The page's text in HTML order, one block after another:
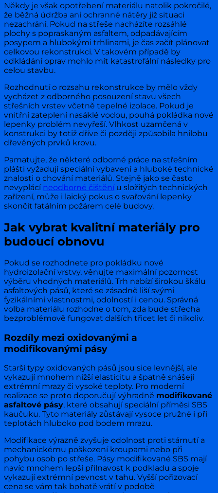
Někdy je však opotřebení materiálu natolik pokročilé,
že běžná údržba ani ochranné nátěry již situaci
nezachrání. Pokud na střeše nacházíte rozsáhlé
plochy s popraskaným asfaltem, odpadávajícím
posypem a hlubokými trhlinami, je čas začít plánovat
celkovou rekonstrukci. V takovém případě by
odkládání oprav mohlo mít katastrofální následky pro
celou stavbu.
Rozhodnutí o rozsahu rekonstrukce by mělo vždy
vycházet z odborného posouzení stavu všech
střešních vrstev včetně tepelné izolace. Pokud je
vnitřní zateplení nasáklé vodou, pouhá pokládka nové
lepenky problém nevyřeší. Vlhkost uzamčená v
konstrukci by totiž dříve či později způsobila hnilobu
dřevěných prvků krovu.
Pamatujte, že některé odborné práce na střešním
plášti vyžadují speciální vybavení a hluboké technické
znalosti o chování materiálů. Stejně jako se často
nevyplácí neodborné čištěníu složitých technických
zařízení, může i laický pokus o svařování lepenky
skončit fatálním požárem celé budovy.
Jak vybrat kvalitní materiály pro
budoucí obnovu
Pokud se rozhodnete pro pokládku nové
hydroizolační vrstvy, věnujte maximální pozornost
výběru vhodných materiálů. Trh nabízí širokou škálu
asfaltových pásů, které se zásadně liší svými
fyzikálními vlastnostmi, odolností i cenou. Správná
volba materiálu rozhodne o tom, zda bude střecha
bezproblémově fungovat dalších třicet let či nikoliv.
Rozdíly mezi oxidovanými a
modifikovanými pásy
Starší typy oxidovaných pásů jsou sice levnější, ale
vykazují mnohem nižší elasticitu a špatně snášejí
extrémní mrazy či vysoké teploty. Pro moderní
realizace se proto doporučují výhradně modifikované
asfaltové pásy, které obsahují speciální příměsi SBS
kaučuku. Tyto materiály zůstávají vysoce pružné i při
teplotách hluboko pod bodem mrazu.
Modifikace výrazně zvyšuje odolnost proti stárnutí a
mechanickému poškození kroupami nebo při
pohybu osob po střeše. Pásy modifikované SBS mají
navíc mnohem lepší přilnavost k podkladu a spoje
vykazují extrémní pevnost v tahu. Vyšší pořizovací
cena se vám tak bohatě vrátí v podobě